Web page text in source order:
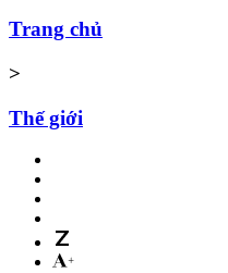
Trang chủ
>
Thế giới